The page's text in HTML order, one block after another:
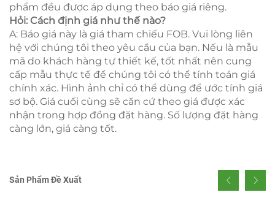
phẩm đều được áp dụng theo báo giá riêng.
Hỏi: Cách định giá như thế nào?
A: Báo giá này là giá tham chiếu FOB. Vui lòng liên
hệ với chúng tôi theo yêu cầu của bạn. Nếu là mẫu
mã do khách hàng tự thiết kế, tốt nhất nên cung
cấp mẫu thực tế để chúng tôi có thể tính toán giá
chính xác. Hình ảnh chỉ có thể dùng để ước tính giá
sơ bộ. Giá cuối cùng sẽ căn cứ theo giá được xác
nhận trong hợp đồng đặt hàng. Số lượng đặt hàng
càng lớn, giá càng tốt.
Sản Phẩm Đề Xuất